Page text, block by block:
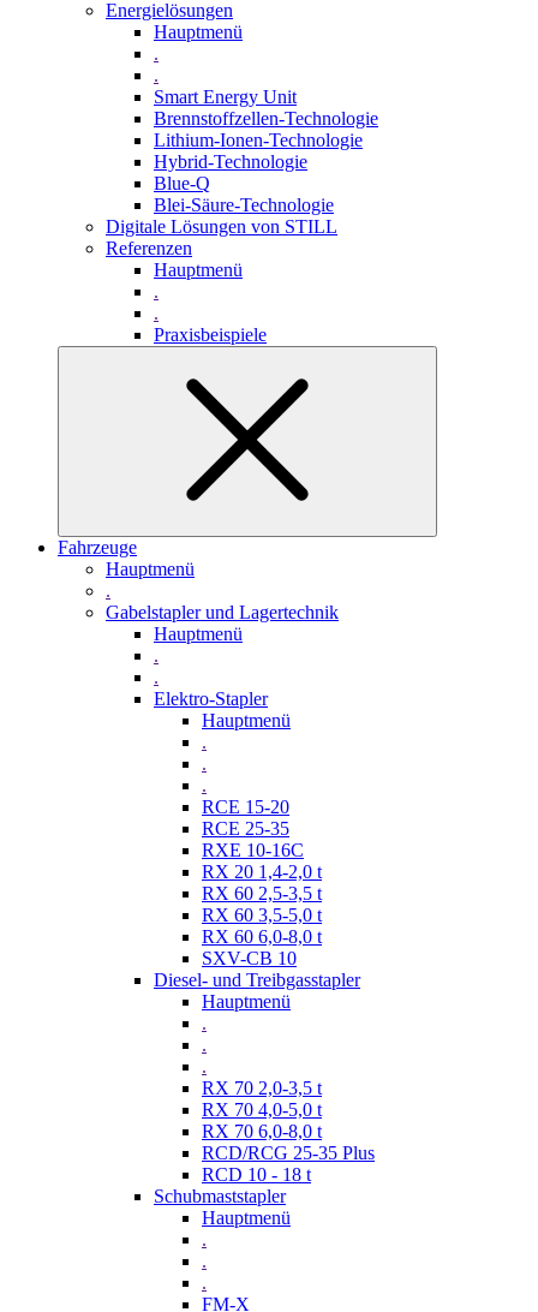
Energielösungen
Hauptmenü
.
.
Smart Energy Unit
Brennstoffzellen-Technologie
Lithium-Ionen-Technologie
Hybrid-Technologie
Blue-Q
Blei-Säure-Technologie
Digitale Lösungen von STILL
Referenzen
Hauptmenü
.
.
Praxisbeispiele
Fahrzeuge
Hauptmenü
.
Gabelstapler und Lagertechnik
Hauptmenü
.
.
Elektro-Stapler
Hauptmenü
.
.
.
RCE 15-20
RCE 25-35
RXE 10-16C
RX 20 1,4-2,0 t
RX 60 2,5-3,5 t
RX 60 3,5-5,0 t
RX 60 6,0-8,0 t
SXV-CB 10
Diesel- und Treibgasstapler
Hauptmenü
.
.
.
RX 70 2,0-3,5 t
RX 70 4,0-5,0 t
RX 70 6,0-8,0 t
RCD/RCG 25-35 Plus
RCD 10 - 18 t
Schubmaststapler
Hauptmenü
.
.
.
FM-X